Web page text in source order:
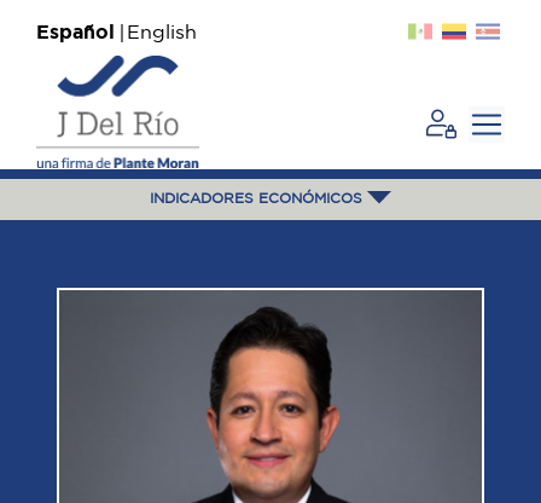
Español English
INDICADORES ECONÓMICOS